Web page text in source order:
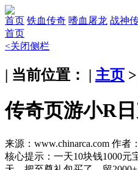
首页 铁血传奇 嗜血屠龙 战神
首页
<关闭侧栏
| 当前位置： | 主页 >
传奇页游小R
来源：www.chinarca.com 作者
核心提示： 一天10块钱1000元